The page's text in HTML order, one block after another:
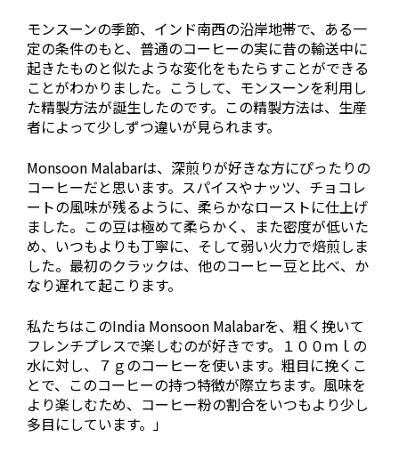
モンスーンの季節、インド南西の沿岸地帯で、ある一
定の条件のもと、普通のコーヒーの実に昔の輸送中に
起きたものと似たような変化をもたらすことができる
ことがわかりました。こうして、モンスーンを利用し
た精製方法が誕生したのです。この精製方法は、生産
者によって少しずつ違いが見られます。
Monsoon Malabarは、深煎りが好きな方にぴったりの
コーヒーだと思います。スパイスやナッツ、チョコレ
ートの風味が残るように、柔らかなローストに仕上げ
ました。この豆は極めて柔らかく、また密度が低いた
め、いつもよりも丁寧に、そして弱い火力で焙煎しま
した。最初のクラックは、他のコーヒー豆と比べ、か
なり遅れて起こります。
私たちはこのIndia Monsoon Malabarを、粗く挽いて
フレンチプレスで楽しむのが好きです。１００ｍｌの
水に対し、７ｇのコーヒーを使います。粗目に挽くこ
とで、このコーヒーの持つ特徴が際立ちます。風味を
より楽しむため、コーヒー粉の割合をいつもより少し
多目にしています。」